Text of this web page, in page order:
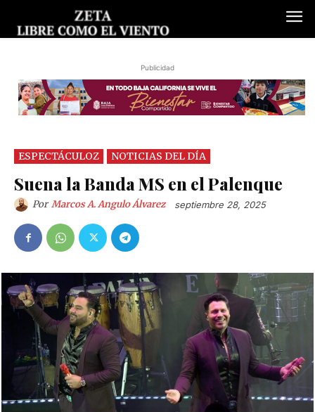
Publicidad
ESPECTÁCULOZ NOTICIAS DEL DÍA
Suena la Banda MS en el Palenque
Por Marcos A. Angulo Álvarez septiembre 28, 2025